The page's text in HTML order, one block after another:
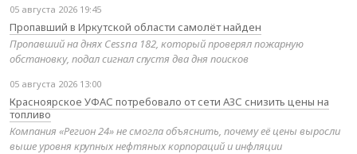
05 августа 2026 19:45
Пропавший в Иркутской области самолёт найден
Пропавший на днях Cessna 182, который проверял пожарную
обстановку, подал сигнал спустя два дня поисков
05 августа 2026 13:00
Красноярское УФАС потребовало от сети АЗС снизить цены на
топливо
Компания «Регион 24» не смогла объяснить, почему её цены выросли
выше уровня крупных нефтяных корпораций и инфляции